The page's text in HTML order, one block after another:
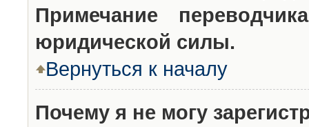
Примечание
юридической силы.
Вернуться к началу
Почему я не могу